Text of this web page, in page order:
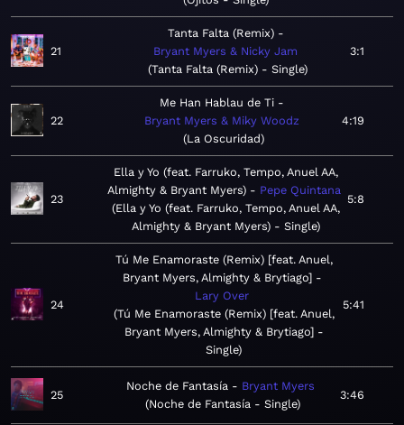
21
Tanta Falta (Remix)
Bryant Myers & Nicky Jam
Tanta Falta (Remix) - Single
3:1
22
Me Han Hablau de Ti
Bryant Myers & Miky Woodz
La Oscuridad
4:19
23
Ella y Yo (feat. Farruko, Tempo, Anuel AA,
Almighty & Bryant Myers)
Pepe Quintana
Ella y Yo (feat. Farruko, Tempo, Anuel AA,
Almighty & Bryant Myers) - Single
5:8
24
Tú Me Enamoraste (Remix) [feat. Anuel,
Bryant Myers, Almighty & Brytiago]
Lary Over
Tú Me Enamoraste (Remix) [feat. Anuel,
Bryant Myers, Almighty & Brytiago] -
Single
5:41
25
Noche de Fantasía
Bryant Myers
Noche de Fantasía - Single
3:46